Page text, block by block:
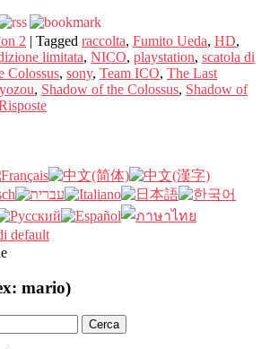
2 | Tagged raccolta, Fumito Ueda, HD,
limitata, NICO, playstation, scatola di
Colossus, sony, Team ICO, The Last
, Shadow of the Colossus, Shadow of
default
mario)